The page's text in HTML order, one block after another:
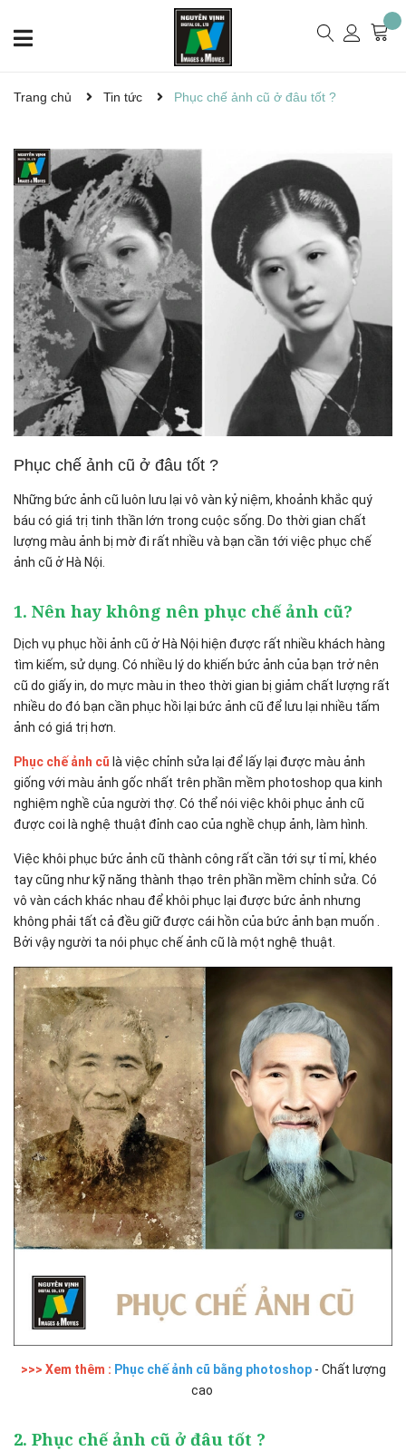
Trang chủ Tin tức Phục chế ảnh cũ ở đâu tốt ?
Phục chế ảnh cũ ở đâu tốt ?
Những bức ảnh cũ luôn lưu lại vô vàn kỷ niệm, khoảnh khắc quý
báu có giá trị tinh thần lớn trong cuộc sống. Do thời gian chất
lượng màu ảnh bị mờ đi rất nhiều và bạn cần tới việc phục chế
ảnh cũ ở Hà Nội.
1. Nên hay không nên phục chế ảnh cũ?
Dịch vụ phục hồi ảnh cũ ở Hà Nội hiện được rất nhiều khách hàng
tìm kiếm, sử dụng. Có nhiều lý do khiến bức ảnh của bạn trở nên
cũ do giấy in, do mực màu in theo thời gian bị giảm chất lượng rất
nhiều do đó bạn cần phục hồi lại bức ảnh cũ để lưu lại nhiều tấm
ảnh có giá trị hơn.
Phục chế ảnh cũ là việc chỉnh sửa lại để lấy lại được màu ảnh
giống với màu ảnh gốc nhất trên phần mềm photoshop qua kinh
nghiệm nghề của người thợ. Có thể nói việc khôi phục ảnh cũ
được coi là nghệ thuật đỉnh cao của nghề chụp ảnh, làm hình.
Việc khôi phục bức ảnh cũ thành công rất cần tới sự tỉ mỉ, khéo
tay cũng như kỹ năng thành thạo trên phần mềm chỉnh sửa. Có
vô vàn cách khác nhau để khôi phục lại được bức ảnh nhưng
không phải tất cả đều giữ được cái hồn của bức ảnh bạn muốn .
Bởi vậy người ta nói phục chế ảnh cũ là một nghệ thuật.
>>> Xem thêm : Phục chế ảnh cũ bằng photoshop- Chất lượng
cao
2. Phục chế ảnh cũ ở đâu tốt ?